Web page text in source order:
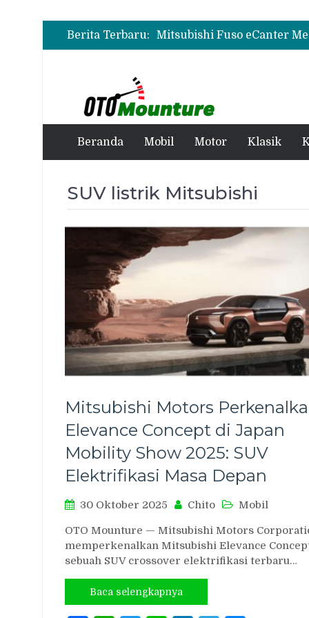
Berita Terbaru:
Beranda Mobil Motor Klasik
SUV listrik Mitsubishi
Mitsubishi Motors
Elevance Concept di Japan
Mobility Show 2025: SUV
Elektrifikasi Masa Depan
30 Oktober 2025 Chito Mobil
OTO Mounture — Mitsubishi Motors
memperkenalkan Mitsubishi Elevance
sebuah SUV crossover elektrifikasi terbaru…
Baca selengkapnya